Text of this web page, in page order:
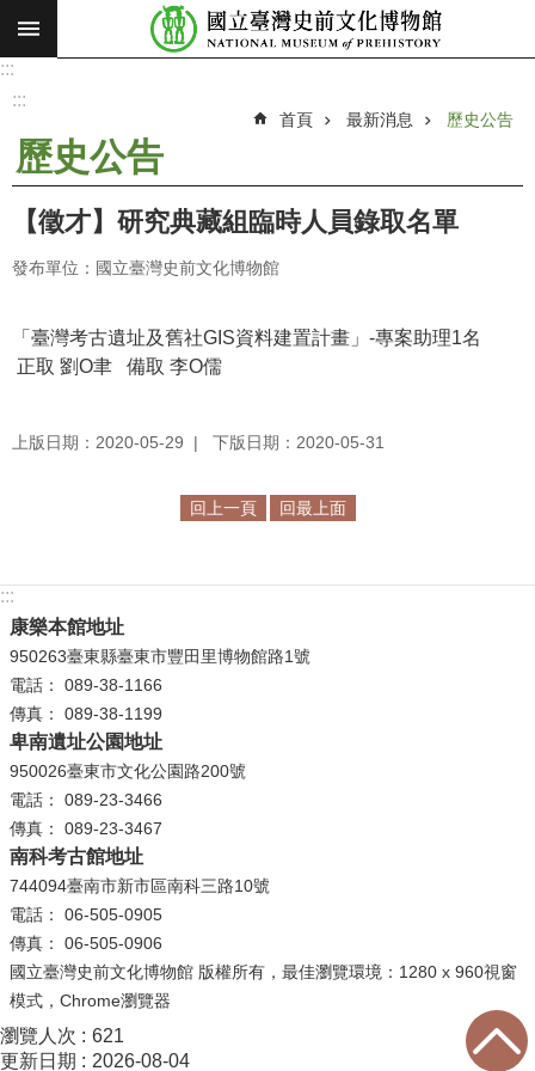
跳到主要內容區塊
搜
願
景
使
命
新
消
參
探
索
認
識
我
們
便
民
服
務
性
平
:::
:::
首頁 最新消息 歷史公告
歷史公告
【徵才】研究典藏組臨時人員錄取名單
發布單位：國立臺灣史前文化博物館
「臺灣考古遺址及舊社GIS資料建置計畫」-專案助理1名
正取 劉O聿 備取 李O儒
上版日期：2020-05-29 下版日期：2020-05-31
回上一頁 回最上面
:::
康樂本館地址
950263臺東縣臺東市豐田里博物館路1號
電話： 089-38-1166
傳真： 089-38-1199
卑南遺址公園地址
950026臺東市文化公園路200號
電話： 089-23-3466
傳真： 089-23-3467
南科考古館地址
744094臺南市新市區南科三路10號
電話： 06-505-0905
傳真： 06-505-0906
國立臺灣史前文化博物館 版權所有，最佳瀏覽環境：1280 x 960視窗
模式，Chrome瀏覽器
瀏覽人次
621
更新日期
2026-08-04